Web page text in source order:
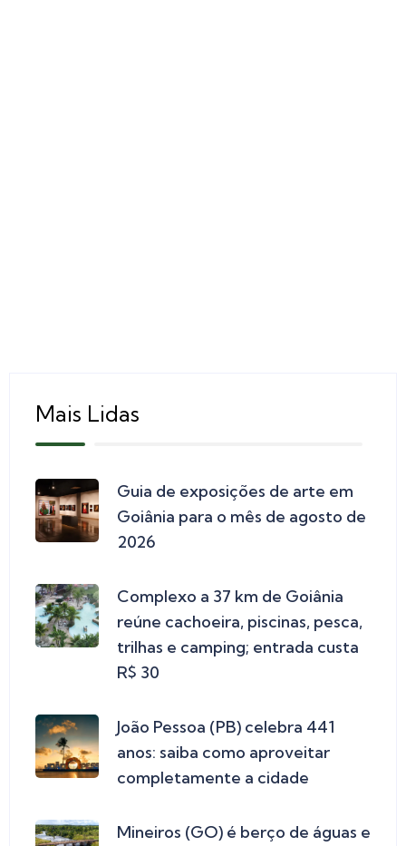
Mais Lidas
Guia de exposições de arte em
Goiânia para o mês de agosto de
2026
Complexo a 37 km de Goiânia
reúne cachoeira, piscinas, pesca,
trilhas e camping; entrada custa
R$ 30
João Pessoa (PB) celebra 441
anos: saiba como aproveitar
completamente a cidade
Mineiros (GO) é berço de águas e